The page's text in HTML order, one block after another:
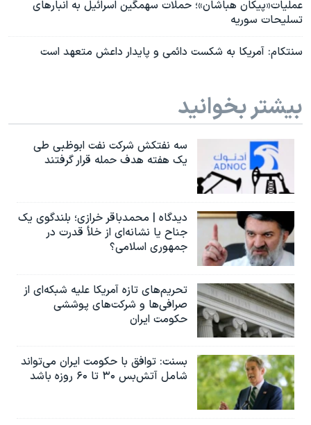
عملیات«پیکان هباشان»؛ حملات سهمگین اسرائیل به انبارهای
تسلیحات سوریه
سنتکام: آمریکا به شکست دائمی و پایدار داعش متعهد است
بیشتر بخوانید
سه نفتکش شرکت نفت ابوظبی طی
یک هفته هدف حمله قرار گرفتند
دیدگاه | محمدباقر خرازی؛ بلندگوی یک
جناح یا نشانه‌ای از خلأ قدرت در
جمهوری اسلامی؟
تحریم‌های تازه آمریکا علیه شبکه‌ای از
صرافی‌ها و شرکت‌های پوششی
حکومت ایران
بسنت: توافق با حکومت ایران می‌تواند
شامل آتش‌بس ۳۰ تا ۶۰ روزه باشد